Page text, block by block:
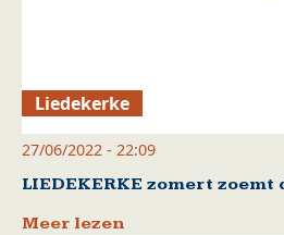
Liedekerke
27/06/2022 - 22:09
LIEDEKERKE zomert zoemt
Meer lezen